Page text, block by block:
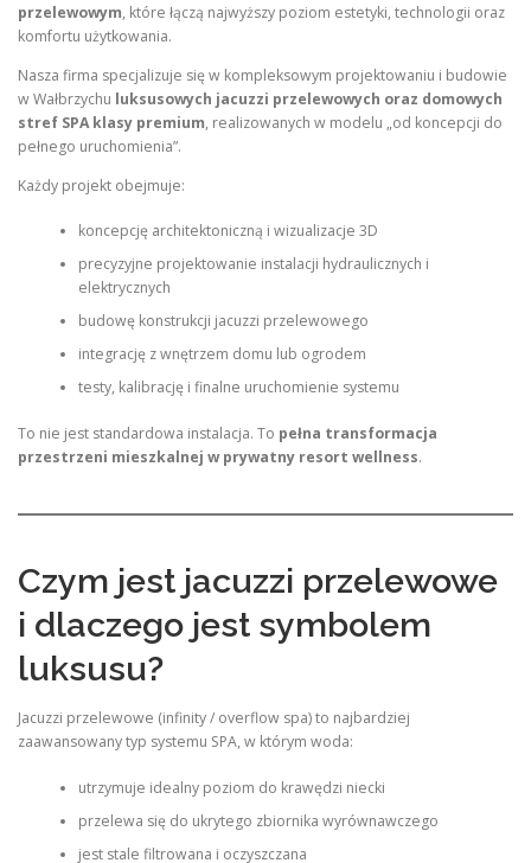
przelewowym, które łączą najwyższy poziom estetyki, technologii oraz
komfortu użytkowania.
Nasza firma specjalizuje się w kompleksowym projektowaniu i budowie
w Wałbrzychu luksusowych jacuzzi przelewowych oraz domowych
stref SPA klasy premium, realizowanych w modelu „od koncepcji do
pełnego uruchomienia”.
Każdy projekt obejmuje:
koncepcję architektoniczną i wizualizacje 3D
precyzyjne projektowanie instalacji hydraulicznych i
elektrycznych
budowę konstrukcji jacuzzi przelewowego
integrację z wnętrzem domu lub ogrodem
testy, kalibrację i finalne uruchomienie systemu
To nie jest standardowa instalacja. To pełna transformacja
przestrzeni mieszkalnej w prywatny resort wellness.
Czym jest jacuzzi przelewowe
i dlaczego jest symbolem
luksusu?
Jacuzzi przelewowe (infinity / overflow spa) to najbardziej
zaawansowany typ systemu SPA, w którym woda:
utrzymuje idealny poziom do krawędzi niecki
przelewa się do ukrytego zbiornika wyrównawczego
jest stale filtrowana i oczyszczana